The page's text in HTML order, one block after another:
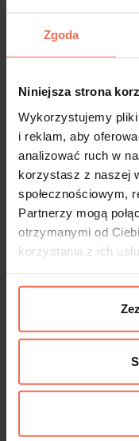
Zgoda
Niniejsza strona
Wykorzystujemy
i reklam, aby
analizować ruch w
korzystasz z naszej
społecznościowym,
Partnerzy mogą
otrzymanymi od
korzystania z ich